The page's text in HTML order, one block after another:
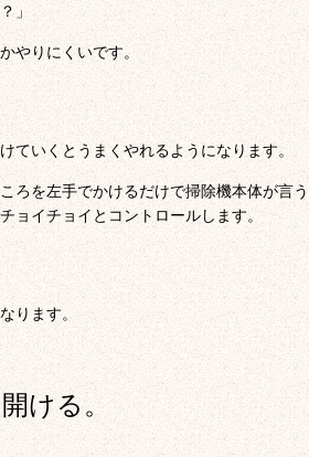
」
やりにくいです。
ていくとうまくやれるようになります。
ろを左手でかけるだけで掃除機本体が言う
ョイチョイとコントロールします。
ります。
ける。